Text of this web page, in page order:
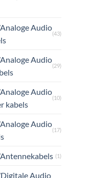
Audio
(43)
Audio
(29)
Audio
kabels
(10)
Audio
(17)
(1)
Audio